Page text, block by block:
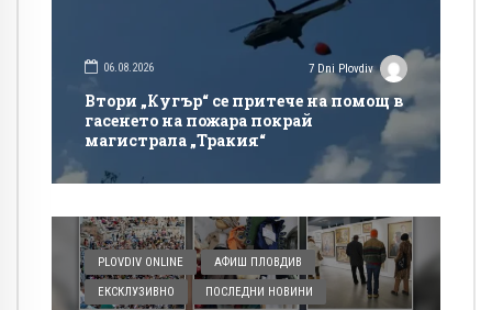
06.08.2026 7 Dni Plovdiv
Втори „Кугър“ се притече на помощ в
гасенето на пожара покрай
магистрала „Тракия“
PLOVDIV ONLINE АФИШ ПЛОВДИВ
ЕКСКЛУЗИВНО ПОСЛЕДНИ НОВИНИ